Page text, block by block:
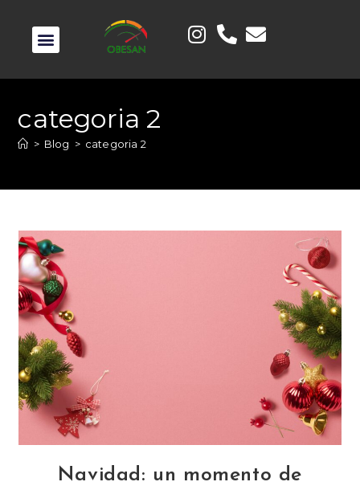
categoria 2
> Blog > categoria 2
Navidad: un momento de